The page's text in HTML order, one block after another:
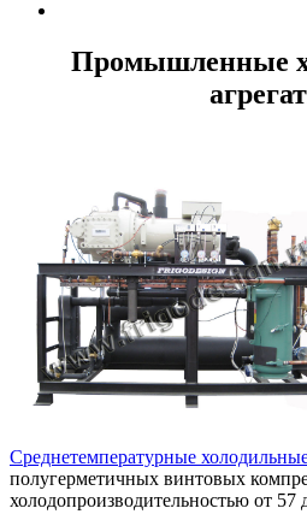
Промышленные
Среднетемпературные
полугерметичных винтовых
холодопроизводительностью от 57